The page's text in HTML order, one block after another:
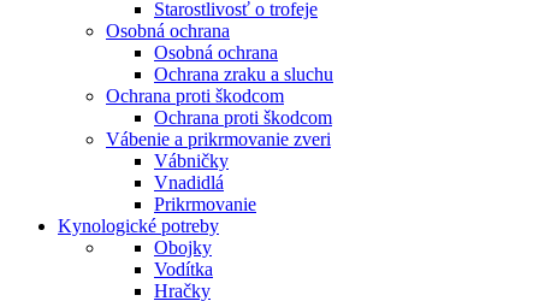
Starostlivosť o trofeje
Osobná ochrana
Osobná ochrana
Ochrana zraku a sluchu
Ochrana proti škodcom
Ochrana proti škodcom
Vábenie a prikrmovanie zveri
Vábničky
Vnadidlá
Prikrmovanie
Kynologické potreby
Obojky
Vodítka
Hračky